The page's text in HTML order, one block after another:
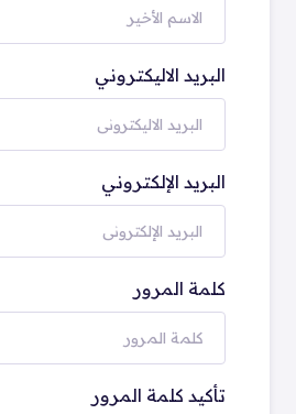
البريد الاليكتروني
البريد الإلكتروني
كلمة المرور
تأكيد كلمة المرور